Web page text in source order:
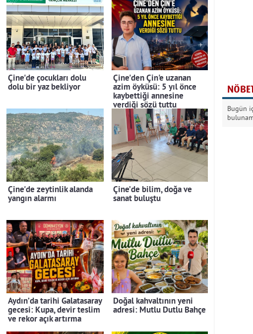
Çine'de çocukları dolu
dolu bir yaz bekliyor
Çine'den Çin'e uzanan
azim öyküsü: 5 yıl önce
kaybettiği annesine
verdiği sözü tuttu
Çine'de zeytinlik alanda
yangın alarmı
Çine’de bilim, doğa ve
sanat buluştu
Aydın’da tarihi Galatasaray
gecesi: Kupa, devir teslim
ve rekor açık artırma
Doğal kahvaltının yeni
adresi: Mutlu Dutlu Bahçe
Bugün